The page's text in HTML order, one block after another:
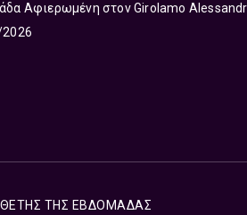
Αφιερωμένη στον Girolamo
ΤΗΣ ΕΒΔΟΜΑΔΑΣ